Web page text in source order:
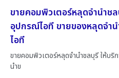
ขายคอมพิวเตอร์หลุดจำนำช
อุปกรณ์ไอที ขายของหลุดจำ
ไอที
ขายคอมพิวเตอร์หลุดจำนำชลบุรี ให้บริ
นำข